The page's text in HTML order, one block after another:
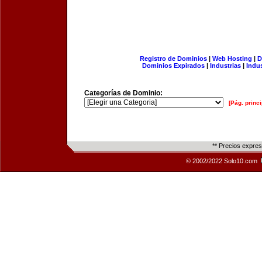
Registro de Dominios| Web Hosting |
Dominios Expirados | Industrias |
Categorías de Dominio:
[Pág.
** Precios
© 2002/2022 Solo10.com